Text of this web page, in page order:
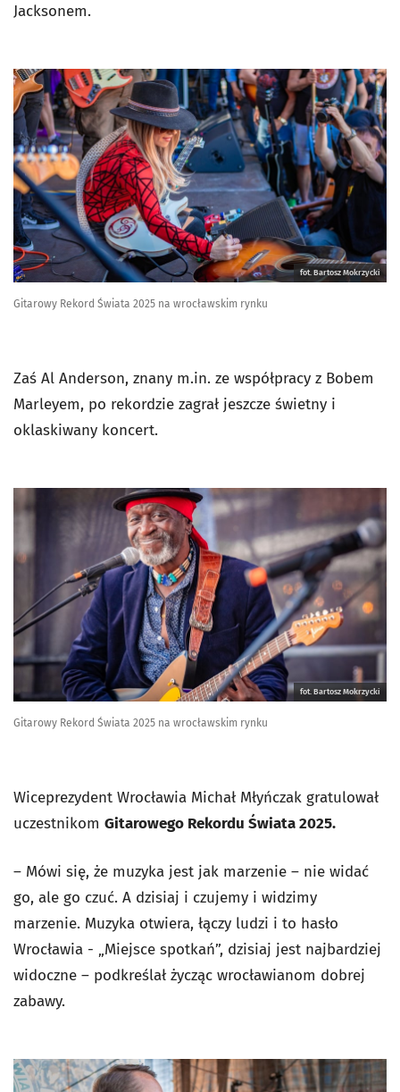
Jacksonem.
fot. Bartosz Mokrzycki
Gitarowy Rekord Świata 2025 na wrocławskim rynku
Zaś Al Anderson, znany m.in. ze współpracy z Bobem
Marleyem, po rekordzie zagrał jeszcze świetny i
oklaskiwany koncert.
fot. Bartosz Mokrzycki
Gitarowy Rekord Świata 2025 na wrocławskim rynku
Wiceprezydent Wrocławia Michał Młyńczak gratulował
uczestnikom Gitarowego Rekordu Świata 2025.
– Mówi się, że muzyka jest jak marzenie – nie widać
go, ale go czuć. A dzisiaj i czujemy i widzimy
marzenie. Muzyka otwiera, łączy ludzi i to hasło
Wrocławia - „Miejsce spotkań”, dzisiaj jest najbardziej
widoczne – podkreślał życząc wrocławianom dobrej
zabawy.